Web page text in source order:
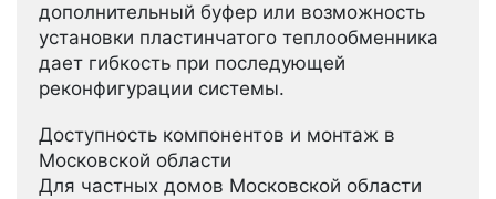
дополнительный буфер или возможность
установки пластинчатого теплообменника
дает гибкость при последующей
реконфигурации системы.
Доступность компонентов и монтаж в
Московской области
Для частных домов Московской области